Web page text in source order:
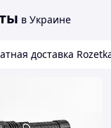
в Украине
доставка